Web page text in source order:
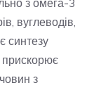
з омега-3
вуглеводів,
синтезу
прискорює
з